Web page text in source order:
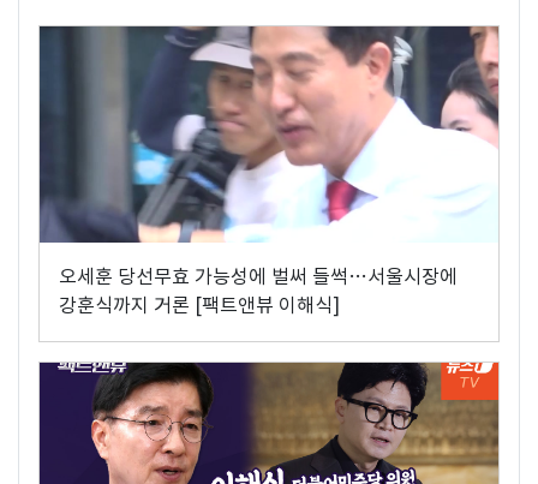
오세훈 당선무효 가능성에 벌써 들썩…서울시장에
강훈식까지 거론 [팩트앤뷰 이해식]